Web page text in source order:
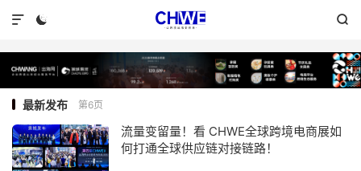
 

最新发布 第6页
流量变留量！看 CHWE全球跨境电商展如
何打通全球供应链对接链路！